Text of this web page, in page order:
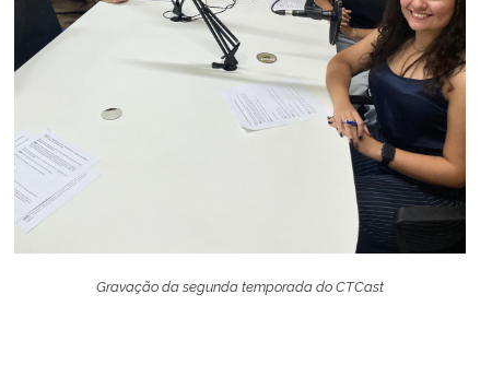
Gravação da segunda temporada do CTCast